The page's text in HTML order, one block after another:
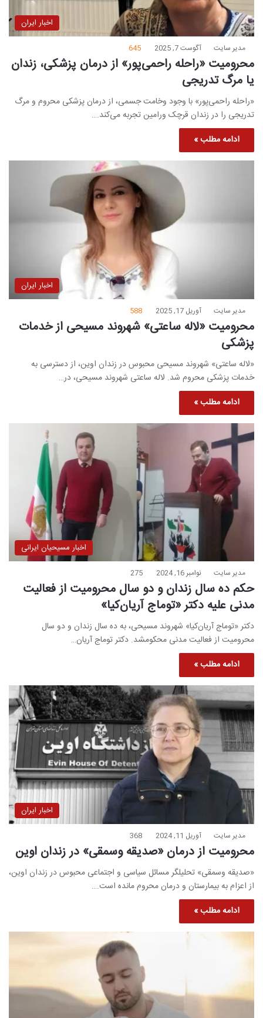
اخبار ایران
مدیر سایت آگوست 7, 2025 645
محرومیت «راحله راحمی‌پور» از درمان پزشکی، زندان
یا مرگ تدریجی
«راحله راحمی‌پور» با وجود وخامت جسمی، از درمان پزشکی محروم و مرگ
تدریجی را در زندان قرچک ورامین تجربه می‌کند.…
ادامه مطلب »
اخبار ایران
مدیر سایت آوریل 17, 2025 588
محرومیت «لاله ساعتی» شهروند مسیحی از خدمات
پزشکی
«لاله ساعتی» شهروند مسیحی محبوس در زندان اوین، از دسترسی به
خدمات پزشکی محروم شد. لاله ساعتی شهروند مسیحی، در…
ادامه مطلب »
اخبار مسیحیان ایرانی
مدیر سایت نوامبر 16, 2024 275
حکم ده سال زندان و دو سال محرومیت از فعالیت
مدنی علیه دکتر «توماج آریان‌کیا»
دکتر «توماج آریان‌کیا» شهروند مسیحی، به ده سال زندان و دو سال
محرومیت از فعالیت مدنی محکومشد. دکتر توماج آریان…
ادامه مطلب »
اخبار ایران
مدیر سایت آوریل 11, 2024 368
محرومیت از درمان «صدیقه وسمقی» در زندان اوین
«صدیقه وسمقی» تحلیلگر مسائل سیاسی و اجتماعی محبوس در زندان اوین،
از اعزام به بیمارستان و درمان محروم مانده است.…
ادامه مطلب »